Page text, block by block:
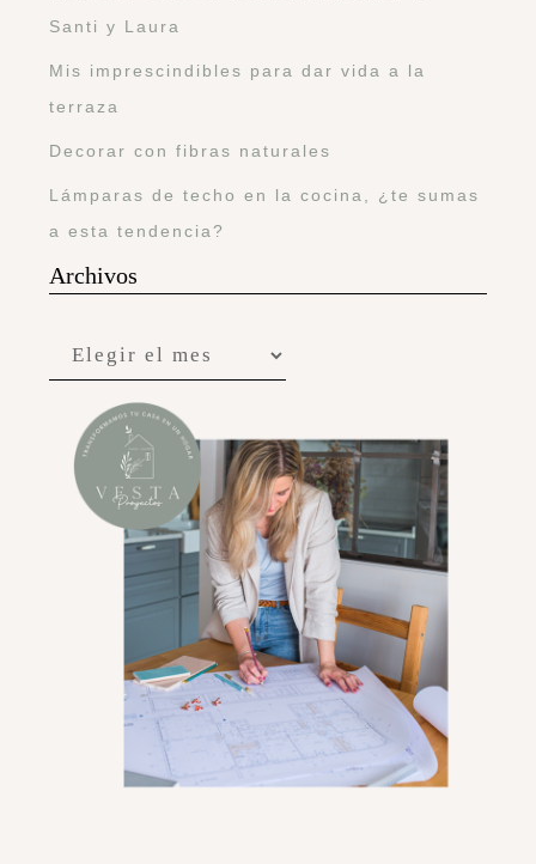
Santi y Laura
Mis imprescindibles para dar vida a la
terraza
Decorar con fibras naturales
Lámparas de techo en la cocina, ¿te sumas
a esta tendencia?
Archivos